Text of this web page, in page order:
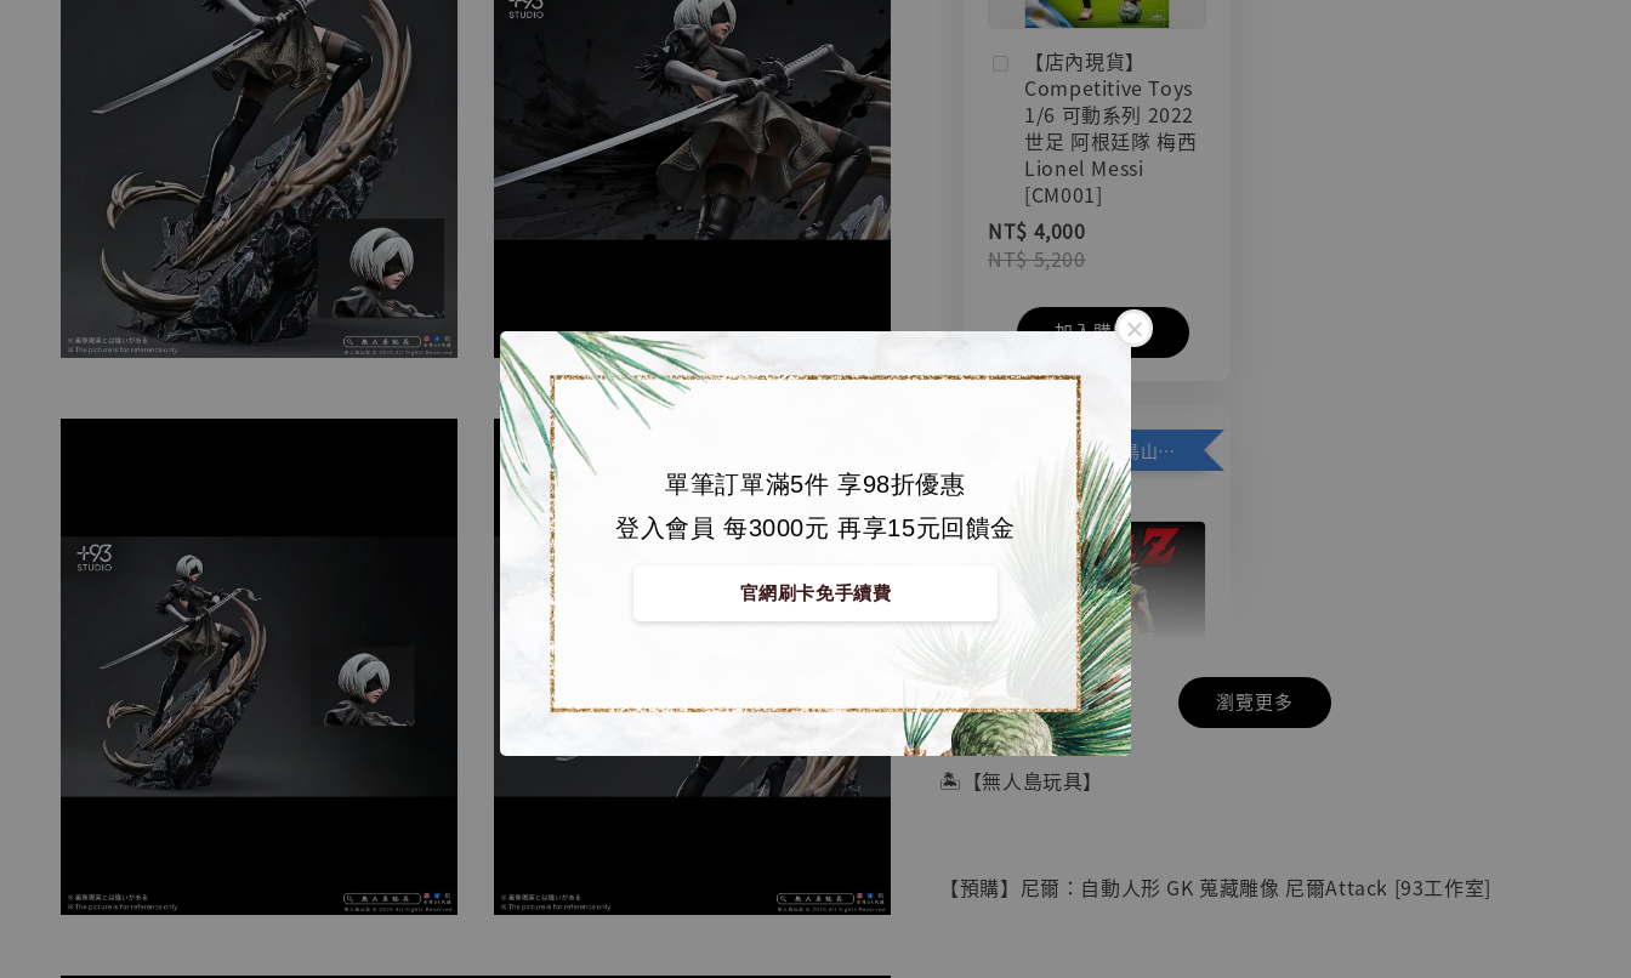
單筆訂單滿5件 享98折優惠
登入會員 每3000元 再享15元回饋金
官網刷卡免手續費
【店內現貨】
Competitive Toys
1/6 可動系列 2022
世足 阿根廷隊 梅西
Lionel Messi
[CM001]
NT$ 4,000
NT$ 5,200
加入購物車
加購優惠【悟空 鳥山明紀念款 [奇蹟工作室]】
【店內現貨】七龍珠
系列蒐藏雕像 悟空
NT$ 4,280
- +
瀏覽更多
🏝【無人島玩具】
【預購】尼爾：自動人形 GK 蒐藏雕像 尼爾Attack [93工作室]